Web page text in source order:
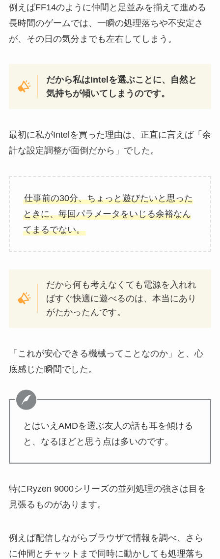
例えばFF14のように仲間と足並みを揃えて進める
長時間のゲームでは、一瞬の処理落ちや不安定さ
が、その日の気分までも左右してしまう。
だから私はIntelを選ぶことに、自然と
気持ちが傾いてしまうのです。
最初に私がIntelを買った理由は、正直に言えば「余
計な設定調整が面倒だから」でした。
仕事前の30分、ちょっと遊びたいと思った
ときに、毎回パラメータをいじる余裕なん
てまるでない。
だから何も考えなくても電源を入れれ
ばすぐ快適に遊べるのは、本当にあり
がたかったんです。
「これが安心できる機械ってことなのか」と、心
底感じた瞬間でした。
とはいえAMDを選ぶ友人の話も耳を傾ける
と、なるほどと思う点は多いのです。
特にRyzen 9000シリーズの並列処理の強さは目を
見張るものがあります。
例えば配信しながらブラウザで情報を調べ、さら
に仲間とチャットまで同時に動かしても処理落ち